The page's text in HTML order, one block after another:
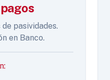
pasividades.
en Banco.